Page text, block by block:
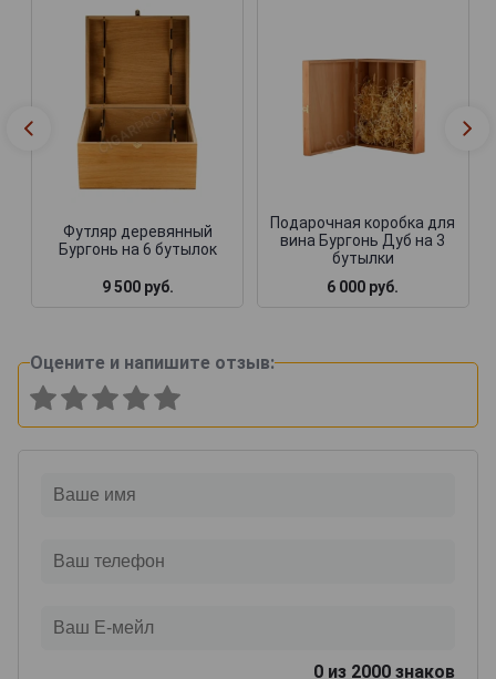
Футляр деревянный
Бургонь на 6 бутылок
9 500 руб.
Подарочная коробка для
вина Бургонь Дуб на 3
бутылки
6 000 руб.
Оцените и напишите отзыв:
0 из 2000 знаков